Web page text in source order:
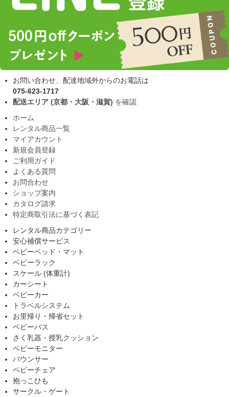
お問い合わせ、配達地域外からのお電話は
075-623-1717
配送エリア (京都・大阪・滋賀) を確認
ホーム
レンタル商品一覧
マイアカウント
新規会員登録
ご利用ガイド
よくある質問
お問合わせ
ショップ案内
カタログ請求
特定商取引法に基づく表記
レンタル商品カテゴリー
安心補償サービス
ベビーベッド・マット
ベビーラック
スケール (体重計)
カーシート
ベビーカー
トラベルシステム
お里帰り・帰省セット
ベビーバス
さく乳器・授乳クッション
ベビーモニター
バウンサー
ベビーチェア
抱っこひも
サークル・ゲート